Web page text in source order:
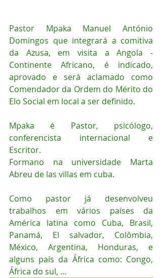
Pastor Mpaka Manuel António
Domingos que integrará a comitiva
da Azusa, em visita a Angola -
Continente Africano, é indicado,
aprovado e será aclamado como
Comendador da Ordem do Mérito do
Elo Social em local a ser definido.
Mpaka é Pastor, psicólogo,
conferencista internacional e
Escritor.
Formano na universidade Marta
Abreu de las villas em cuba.
Como pastor já desenvolveu
trabalhos em vários países da
América latina como Cuba, Brasil,
Panamá, El salvador, Colômbia,
México, Argentina, Honduras, e
alguns país da África como: Congo,
África do sul, ...